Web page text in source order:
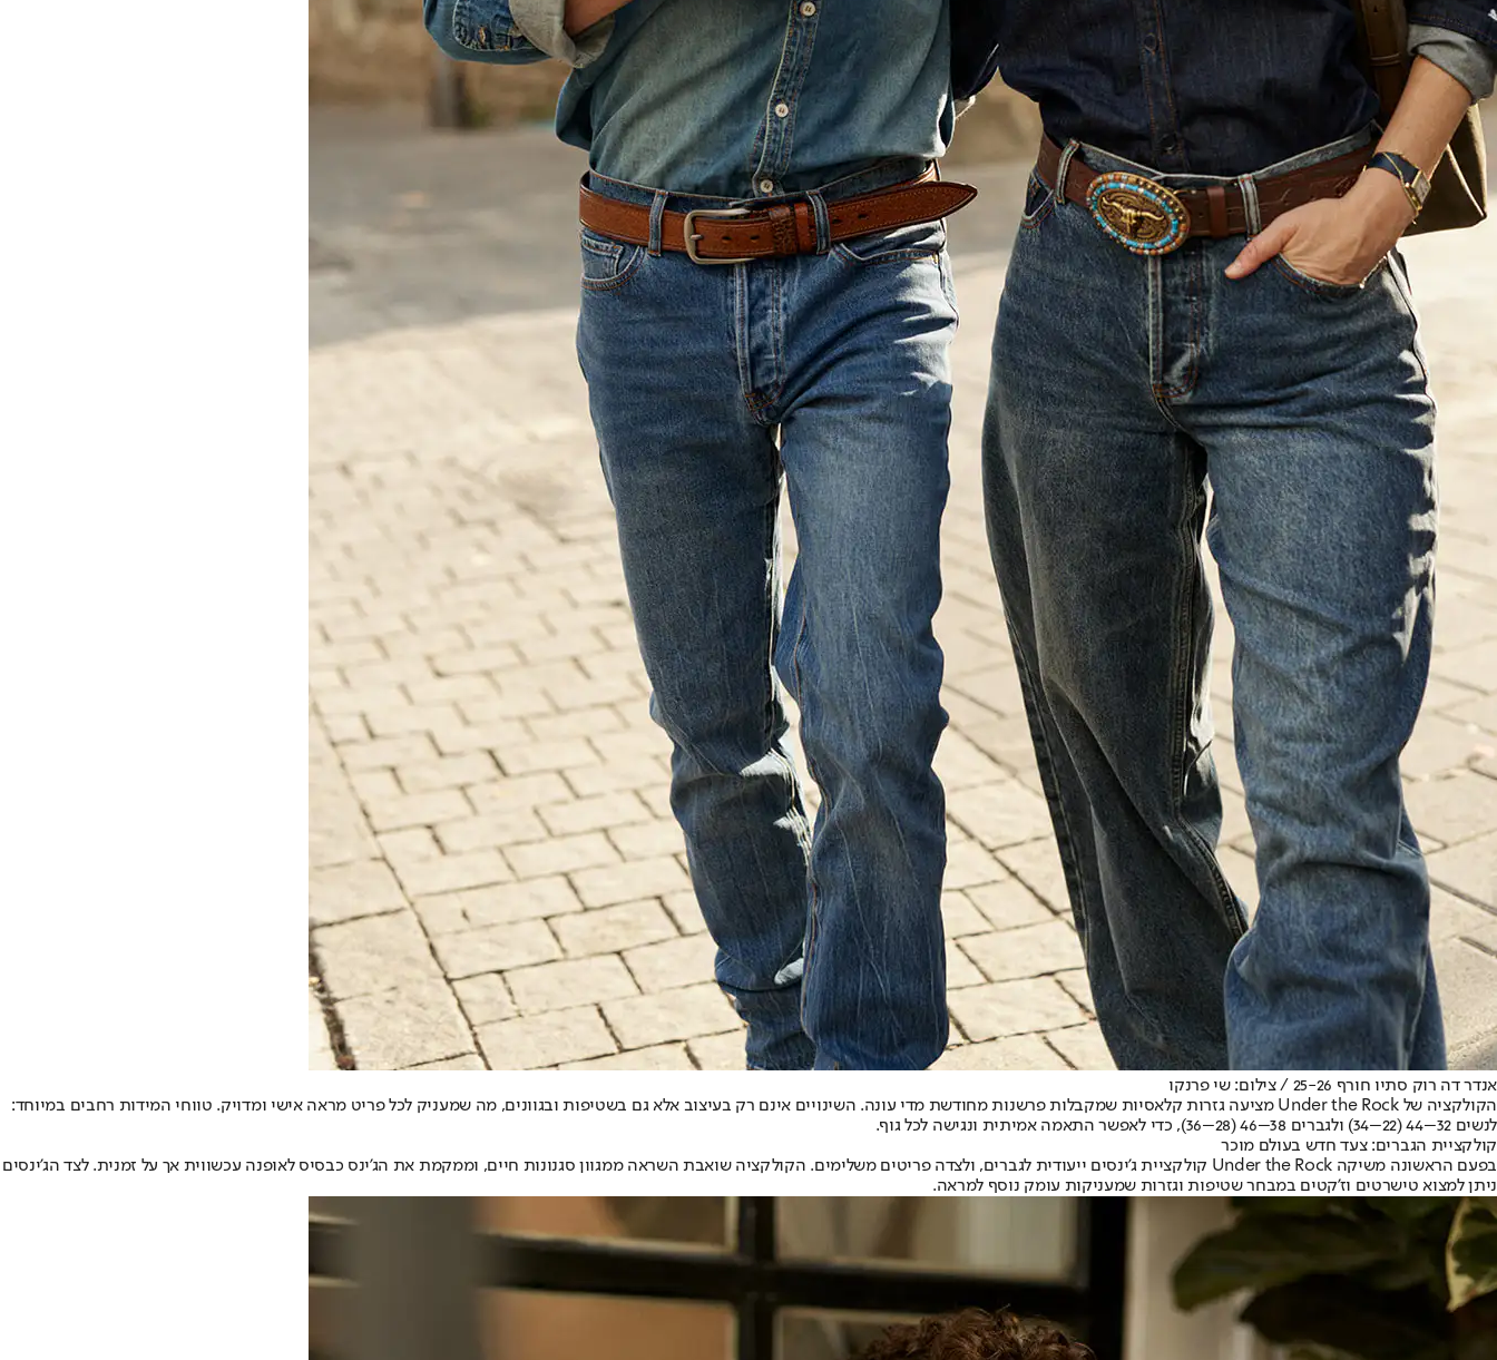
אנדר דה רוק סתיו חורף 25-26 / צילום: שי פרנקו
הקולקציה של Under the Rock מציעה גזרות קלאסיות שמקבלות פרשנות מחודשת מדי עונה. השינויים אינם רק בעיצוב אלא גם בשטיפות ובגוונים, מה שמעניק לכל פריט מראה אישי ומדויק. טווחי המידות רחבים במיוחד:
לנשים 32–44 (22–34) ולגברים 38–46 (28–36), כדי לאפשר התאמה אמיתית ונגישה לכל גוף.
קולקציית הגברים: צעד חדש בעולם מוכר
בפעם הראשונה משיקה Under the Rock קולקציית ג'ינסים ייעודית לגברים, ולצדה פריטים משלימים. הקולקציה שואבת השראה ממגוון סגנונות חיים, וממקמת את הג'ינס כבסיס לאופנה עכשווית אך על זמנית. לצד הג'ינסים
ניתן למצוא טישרטים וז'קטים במבחר שטיפות וגזרות שמעניקות עומק נוסף למראה.